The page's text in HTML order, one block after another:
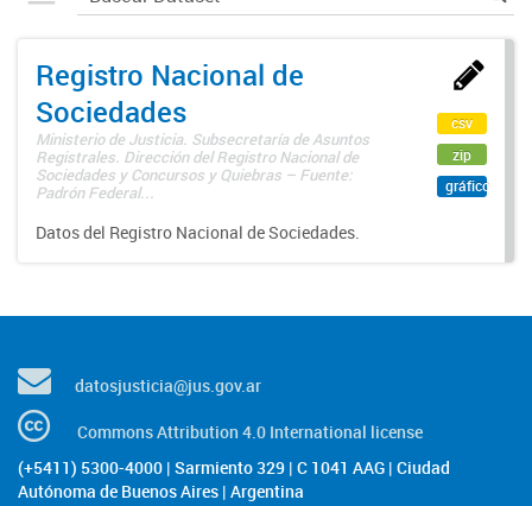
Registro Nacional de
Sociedades
Ministerio de Justicia. Subsecretaría de Asuntos
Registrales. Dirección del Registro Nacional de
Sociedades y Concursos y Quiebras – Fuente:
Padrón Federal...
Datos del Registro Nacional de Sociedades.
csv
zip
gráfico
datosjusticia@jus.gov.ar
Commons Attribution 4.0 International license
(+5411) 5300-4000 | Sarmiento 329 | C 1041 AAG | Ciudad
Autónoma de Buenos Aires | Argentina